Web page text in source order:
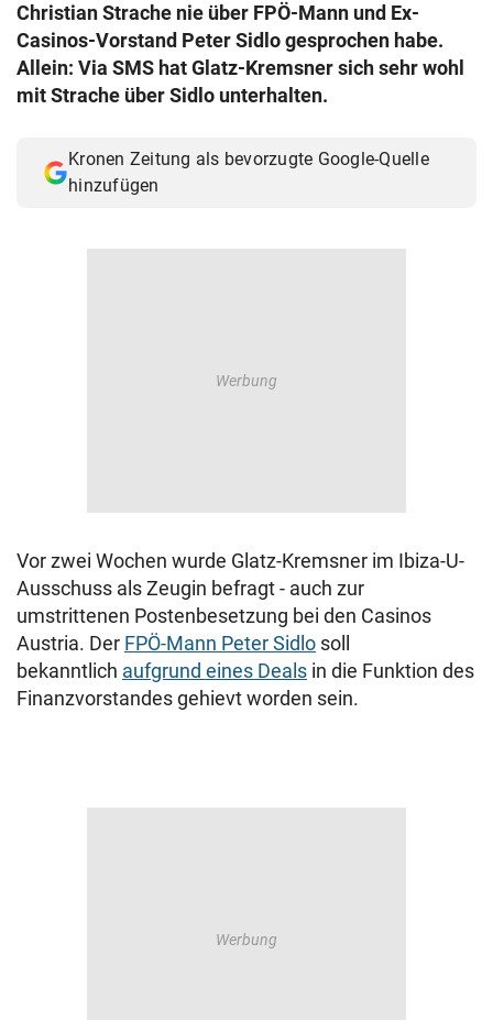
© Krone Multimedia GmbH & Co KG 2026
Muthgasse 2, 1190 Wien
Christian Strache nie über FPÖ-Mann und Ex-
Casinos-Vorstand Peter Sidlo gesprochen habe.
Allein: Via SMS hat Glatz-Kremsner sich sehr wohl
mit Strache über Sidlo unterhalten.
Kronen Zeitung als bevorzugte Google-Quelle
hinzufügen
Vor zwei Wochen wurde Glatz-Kremsner im Ibiza-U-
Ausschuss als Zeugin befragt - auch zur
umstrittenen Postenbesetzung bei den Casinos
Austria. Der FPÖ-Mann Peter Sidlo soll
bekanntlich aufgrund eines Deals in die Funktion des
Finanzvorstandes gehievt worden sein.